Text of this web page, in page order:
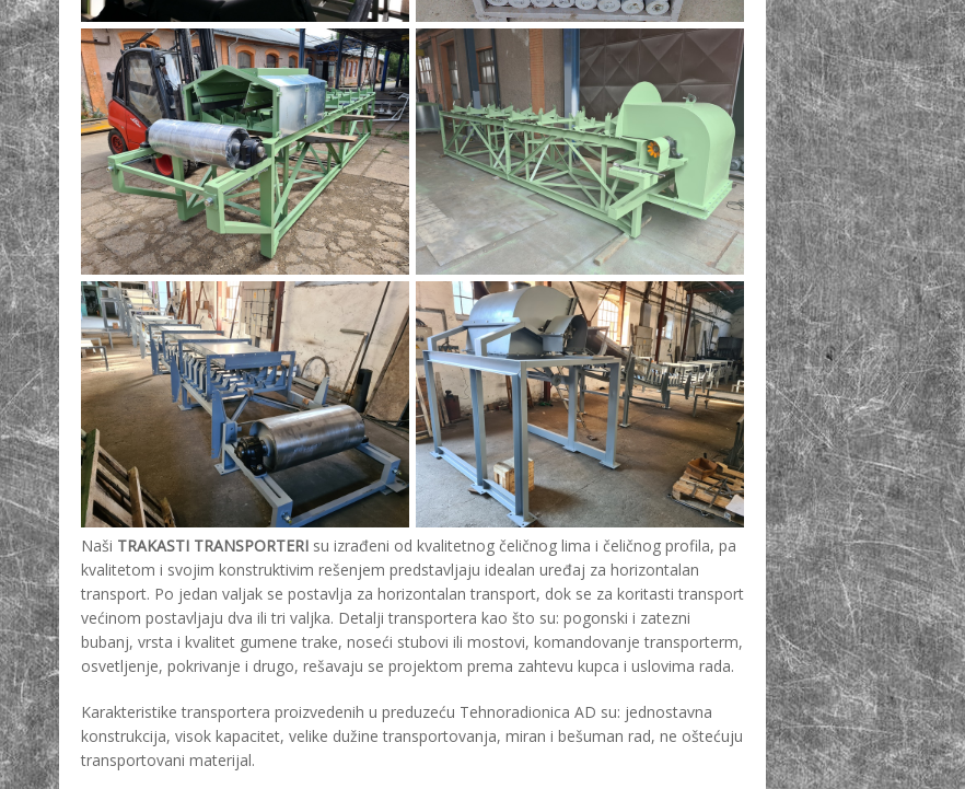
Naši TRAKASTI TRANSPORTERI su izrađeni od kvalitetnog čeličnog lima i čeličnog profila, pa
kvalitetom i svojim konstruktivim rešenjem predstavljaju idealan uređaj za horizontalan
transport. Po jedan valjak se postavlja za horizontalan transport, dok se za koritasti transport
većinom postavljaju dva ili tri valjka. Detalji transportera kao što su: pogonski i zatezni
bubanj, vrsta i kvalitet gumene trake, noseći stubovi ili mostovi, komandovanje transporterm,
osvetljenje, pokrivanje i drugo, rešavaju se projektom prema zahtevu kupca i uslovima rada.
Karakteristike transportera proizvedenih u preduzeću Tehnoradionica AD su: jednostavna
konstrukcija, visok kapacitet, velike dužine transportovanja, miran i bešuman rad, ne oštećuju
transportovani materijal.